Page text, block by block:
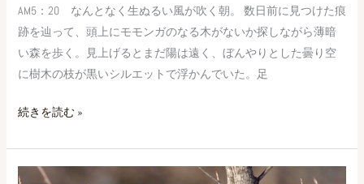
AM5：20 なんとなく生ぬるい風が吹く朝。 数日前に見つけた痕
跡を辿って、頭上にモモンガのなる木がないか探しながら薄暗
い森を歩く。見上げるとまだ陽は遠く、ぼんやりとした曇り空
に樹木の枝が黒いシルエットで浮かんでいた。足
続きを読む »
本